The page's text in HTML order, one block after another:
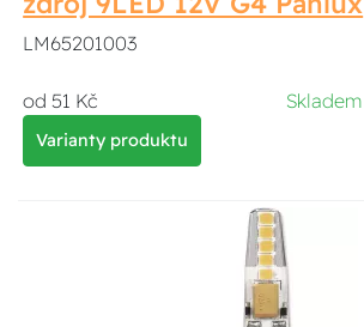
LM65201003
od 51 Kč Skladem
Varianty produktu